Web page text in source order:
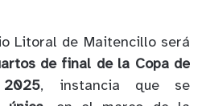
Litoral de Maitencillo será
de final de la Copa de
, instancia que se